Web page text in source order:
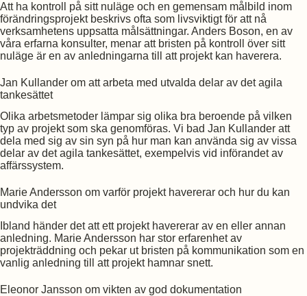
Att ha kontroll på sitt nuläge och en gemensam målbild inom
förändringsprojekt beskrivs ofta som livsviktigt för att nå
verksamhetens uppsatta målsättningar. Anders Boson, en av
våra erfarna konsulter, menar att bristen på kontroll över sitt
nuläge är en av anledningarna till att projekt kan haverera.
Jan Kullander om att arbeta med utvalda delar av det agila
tankesättet
Olika arbetsmetoder lämpar sig olika bra beroende på vilken
typ av projekt som ska genomföras. Vi bad Jan Kullander att
dela med sig av sin syn på hur man kan använda sig av vissa
delar av det agila tankesättet, exempelvis vid införandet av
affärssystem.
Marie Andersson om varför projekt havererar och hur du kan
undvika det
Ibland händer det att ett projekt havererar av en eller annan
anledning. Marie Andersson har stor erfarenhet av
projekträddning och pekar ut bristen på kommunikation som en
vanlig anledning till att projekt hamnar snett.
Eleonor Jansson om vikten av god dokumentation